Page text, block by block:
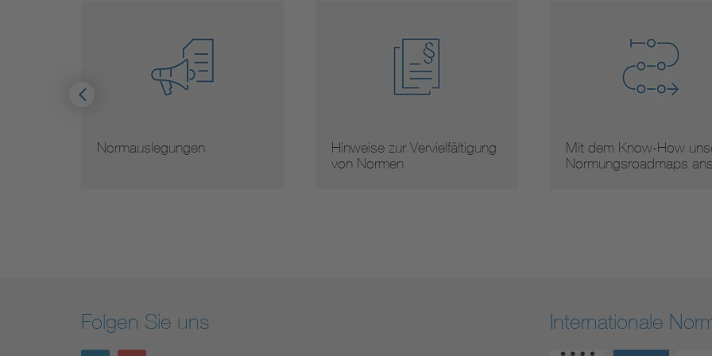
Normauslegungen
Hinweise zur Vervielfältigung
von Normen
Mit dem Know-How
Normungsroadmaps
Folgen Sie uns Internationale